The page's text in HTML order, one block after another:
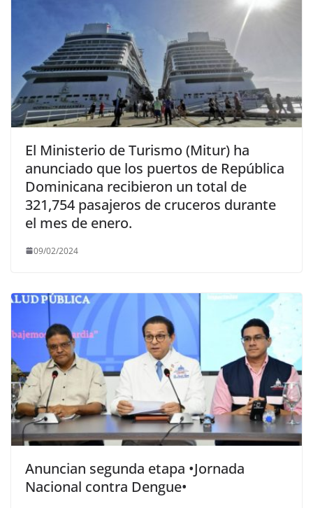
El Ministerio de Turismo (Mitur) ha
anunciado que los puertos de República
Dominicana recibieron un total de
321,754 pasajeros de cruceros durante
el mes de enero.
09/02/2024
Anuncian segunda etapa •Jornada
Nacional contra Dengue•